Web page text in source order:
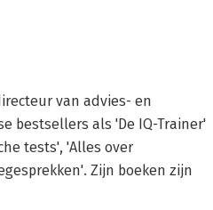
van advies- en
bestsellers als 'De IQ-Trainer'
tests', 'Alles over
Zijn boeken zijn